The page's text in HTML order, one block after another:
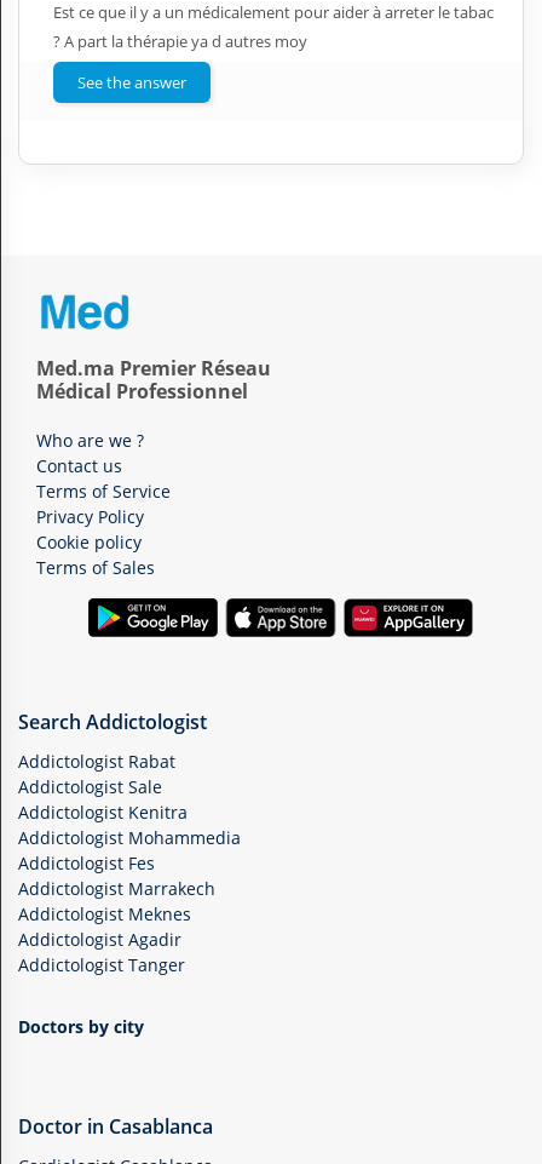
Est ce que il y a un médicalement pour aider à arreter le tabac
? A part la thérapie ya d autres moy
See the answer
Med.ma Premier Réseau
Médical Professionnel
Who are we ?
Contact us
Terms of Service
Privacy Policy
Cookie policy
Terms of Sales
Search Addictologist
Addictologist Rabat
Addictologist Sale
Addictologist Kenitra
Addictologist Mohammedia
Addictologist Fes
Addictologist Marrakech
Addictologist Meknes
Addictologist Agadir
Addictologist Tanger
Doctors by city
Doctor in Casablanca